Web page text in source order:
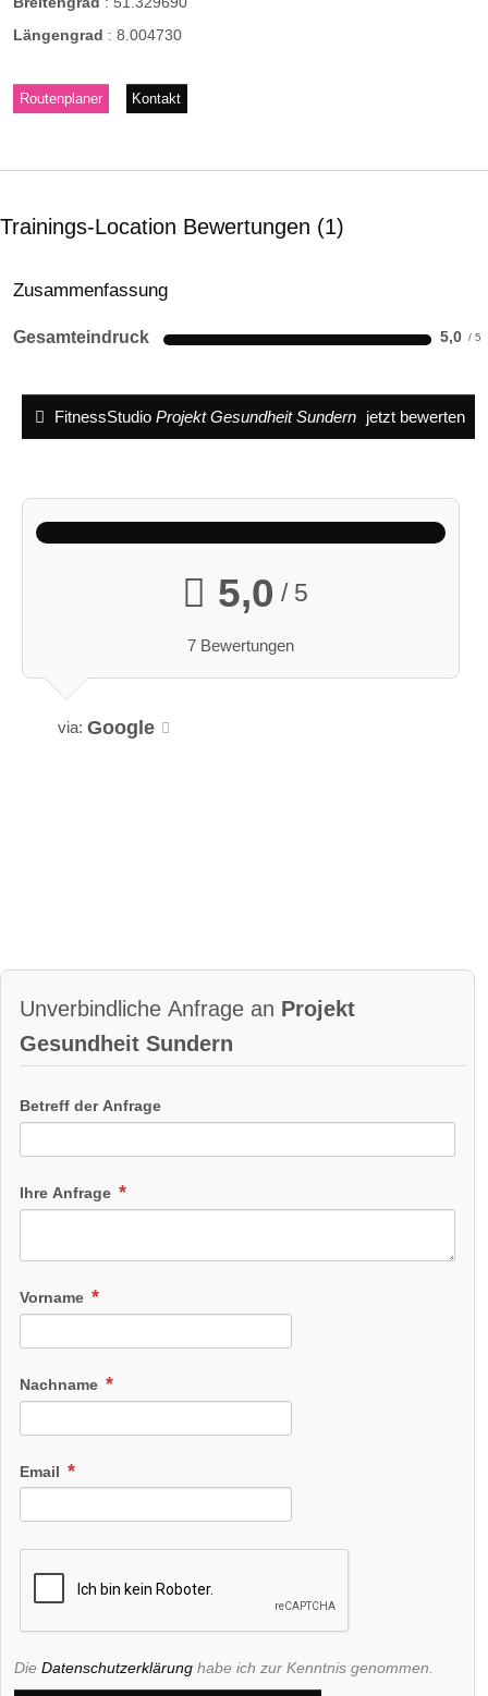
Längengrad : 8.004730
Routenplaner Kontakt
Trainings-Location Bewertungen 1
Zusammenfassung
Gesamteindruck 5,0
FitnessStudio Projekt Gesundheit Sundern jetzt bewerten
5,0 / 5
7 Bewertungen
via: Google
Unverbindliche Anfrage an Projekt
Gesundheit Sundern
Betreff der Anfrage
Ihre Anfrage
Vorname
Nachname
Email
Die Datenschutzerklärung habe ich zur Kenntnis genommen.